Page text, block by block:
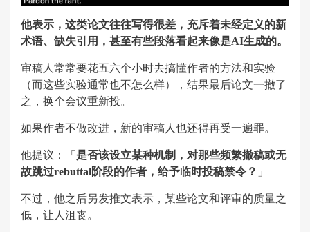
他表示，这类论文往往写得很差，充斥着未经定义的新
术语、缺失引用，甚至有些段落看起来像是AI生成的。
审稿人常常要花五六个小时去搞懂作者的方法和实验
（而这些实验通常也不怎么样），结果最后论文一撤了
之，换个会议重新投。
如果作者不做改进，新的审稿人也还得再受一遍罪。
他提议：「 是否该设立某种机制，对那些频繁撤稿或无
故跳过rebuttal阶段的作者，给予临时投稿禁令？ 」
不过，他之后另发推文表示，某些论文和评审的质量之
低，让人沮丧。